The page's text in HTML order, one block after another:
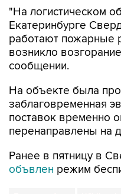
работают пожарные
возникло
сообщении.
На объекте была
поставок временно
перенаправлены на
Ранее в пятницу в
Екатеринбург